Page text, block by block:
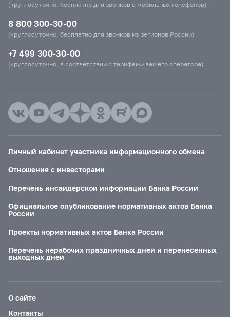
(круглосуточно, бесплатно для звонков с мобильных телефонов)
8 800 300-30-00
(круглосуточно, бесплатно для звонков из регионов России)
+7 499 300-30-00
(круглосуточно, в соответствии с тарифами вашего оператора)
Личный кабинет участника информационного обмена
Отношения с инвесторами
Перечень инсайдерской информации Банка России
Официальное опубликование нормативных актов Банка
России
Проекты нормативных актов Банка России
Перечень нерабочих праздничных дней и перенесенных
выходных дней
О сайте
Контакты